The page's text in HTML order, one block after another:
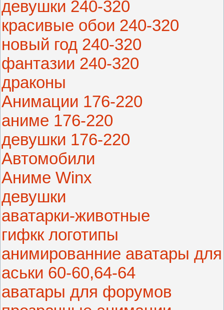
девушки 240-320
красивые обои 240-320
новый год 240-320
фантазии 240-320
драконы
Анимации 176-220
аниме 176-220
девушки 176-220
Автомобили
Аниме Winx
девушки
аватарки-животные
гифкк логотипы
анимированние аватары для
аськи 60-60,64-64
аватары для форумов